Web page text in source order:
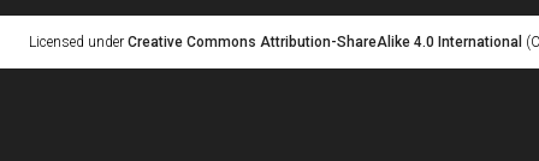
Licensed under Creative Commons Attribution-ShareAlike 4.0 International